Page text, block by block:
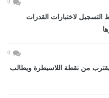
0
2026.. رابط التسجيل لاختبارات القدرات
0
من نقطة اللاسيطرة ويطالب